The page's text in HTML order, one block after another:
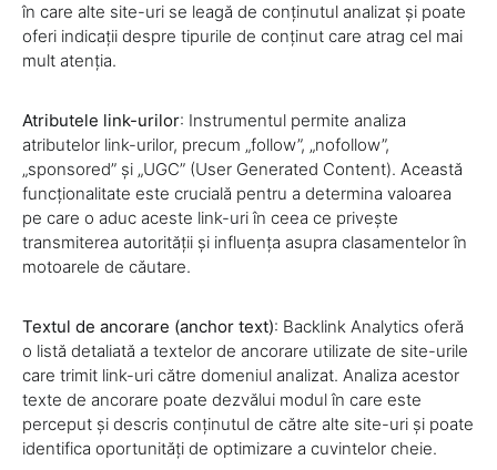
în care alte site-uri se leagă de conținutul analizat și poate
oferi indicații despre tipurile de conținut care atrag cel mai
mult atenția.
Atributele link-urilor: Instrumentul permite analiza
atributelor link-urilor, precum „follow”, „nofollow”,
„sponsored” și „UGC” (User Generated Content). Această
funcționalitate este crucială pentru a determina valoarea
pe care o aduc aceste link-uri în ceea ce privește
transmiterea autorității și influența asupra clasamentelor în
motoarele de căutare.
Textul de ancorare (anchor text): Backlink Analytics oferă
o listă detaliată a textelor de ancorare utilizate de site-urile
care trimit link-uri către domeniul analizat. Analiza acestor
texte de ancorare poate dezvălui modul în care este
perceput și descris conținutul de către alte site-uri și poate
identifica oportunități de optimizare a cuvintelor cheie.